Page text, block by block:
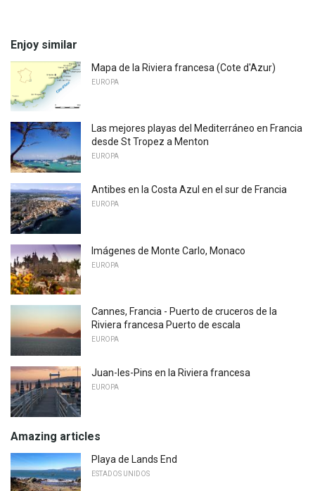
Enjoy similar
Mapa de la Riviera francesa (Cote d'Azur)
EUROPA
Las mejores playas del Mediterráneo en Francia
desde St Tropez a Menton
EUROPA
Antibes en la Costa Azul en el sur de Francia
EUROPA
Imágenes de Monte Carlo, Monaco
EUROPA
Cannes, Francia - Puerto de cruceros de la
Riviera francesa Puerto de escala
EUROPA
Juan-les-Pins en la Riviera francesa
EUROPA
Amazing articles
Playa de Lands End
ESTADOS UNIDOS